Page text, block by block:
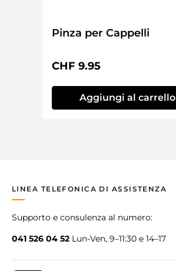
Pinza per Cappelli
Prezzo normale:
CHF 9.95
Aggiungi al carrello
LINEA TELEFONICA DI ASSISTENZA
Supporto e consulenza al numero:
041 526 04 52 Lun-Ven, 9–11:30 e 14–17